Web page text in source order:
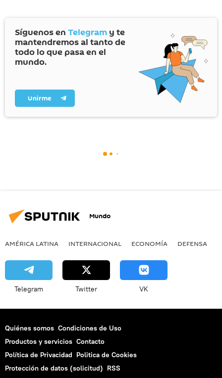
Síguenos en Telegram y te
mantendremos al tanto de
todo lo que pasa en el
mundo.
Unirme
Mundo
AMÉRICA LATINA INTERNACIONAL ECONOMÍA DEFENSA
Telegram Twitter VK
Quiénes somos Condiciones de Uso
Productos y servicios Contacto
Política de Privacidad Politica de Cookies
Protección de datos (solicitud) RSS